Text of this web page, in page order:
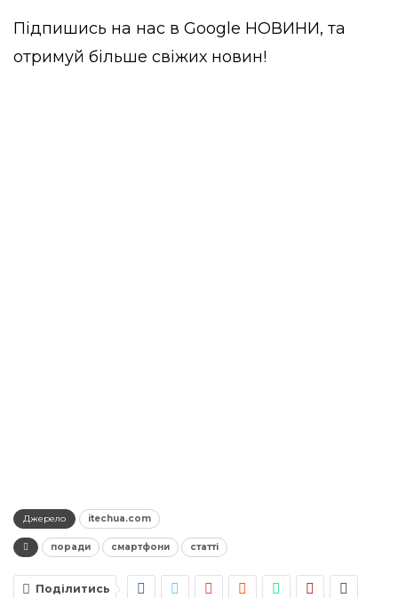
Підпишись на нас в Google НОВИНИ, та
отримуй більше свіжих новин!
Джерело itechua.com
поради смартфони статті
Поділитись